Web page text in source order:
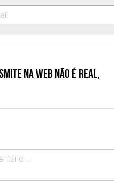
na web não é real,